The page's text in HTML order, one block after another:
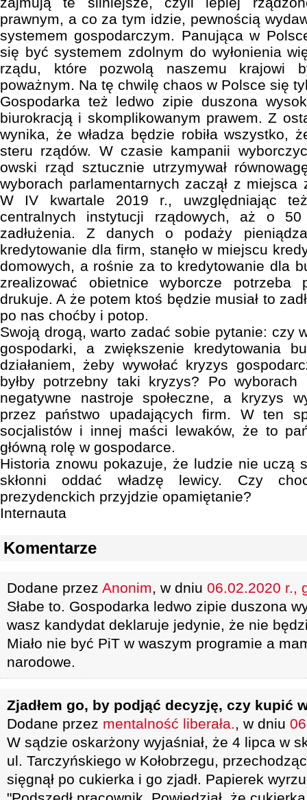
prawnym, a co za tym idzie, pewnością
systemem gospodarczym. Panująca w
się być systemem zdolnym do wyłonienia
rządu, które pozwolą naszemu krajowi
poważnym. Na tę chwilę chaos w Polsce się
Gospodarka też ledwo zipie duszona
biurokracją i skomplikowanym prawem. Z
wynika, że władza będzie robiła wszystko,
steru rządów. W czasie kampanii
owski rząd sztucznie utrzymywał
wyborach parlamentarnych zaczął z miejsca
W IV kwartale 2019 r., uwzględniając też
centralnych instytucji rządowych, aż o 50
zadłużenia. Z danych o podaży
kredytowanie dla firm, stanęło w miejscu
domowych, a rośnie za to kredytowanie dla
zrealizować obietnice wyborcze
drukuje. A że potem ktoś będzie musiał to
po nas choćby i potop.
Swoją drogą, warto zadać sobie pytanie: czy
gospodarki, a zwiększenie kredytowania
działaniem, żeby wywołać kryzys
byłby potrzebny taki kryzys? Po
negatywne nastroje społeczne, a kryzys
przez państwo upadających firm. W ten
socjalistów i innej maści lewaków, że to
główną rolę w gospodarce.
Historia znowu pokazuje, że ludzie nie uczą
skłonni oddać władzę lewicy. Czy
prezydenckich przyjdzie opamiętanie?
Internauta
Komentarze
Dodane przez Anonim, w dniu 06.02.2020 r.,
Słabe to. Gospodarka ledwo zipie duszona
wasz kandydat deklaruje jedynie, że nie
Miało nie być PiT w waszym programie a
narodowe.
Zjadłem go, by podjąć decyzję, czy kupić
Dodane przez mentalność liberała., w dniu
W sądzie oskarżony wyjaśniał, że 4 lipca w
ul. Tarczyńskiego w Kołobrzegu,
sięgnął po cukierka i go zjadł. Papierek